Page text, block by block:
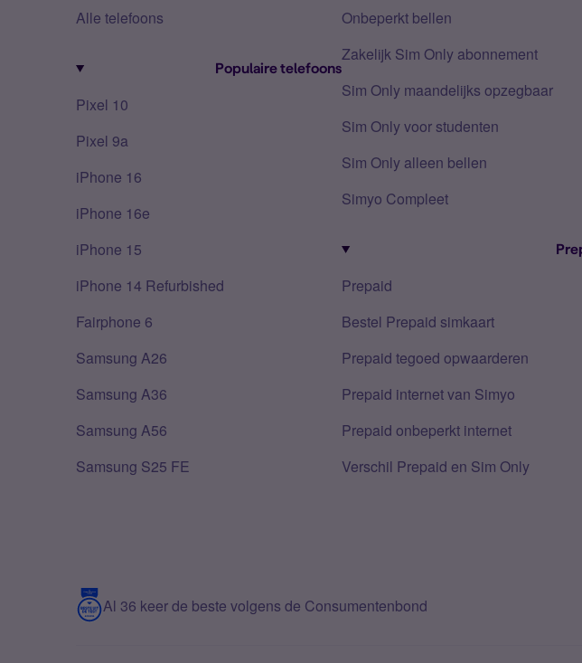
Alle telefoons
Populaire telefoons
Pixel 10
Pixel 9a
iPhone 16
iPhone 16e
iPhone 15
iPhone 14 Refurbished
Fairphone 6
Samsung A26
Samsung A36
Samsung A56
Samsung S25 FE
Onbeperkt bellen
Zakelijk Sim Only abonnement
Sim Only maandelijks opzegbaar
Sim Only voor studenten
Sim Only alleen bellen
Simyo Compleet
Prepaid
Bestel Prepaid simkaart
Prepaid tegoed opwaarderen
Prepaid internet van Simyo
Prepaid onbeperkt internet
Verschil Prepaid en Sim Only
Al 36 keer de beste volgens de Consumentenbond